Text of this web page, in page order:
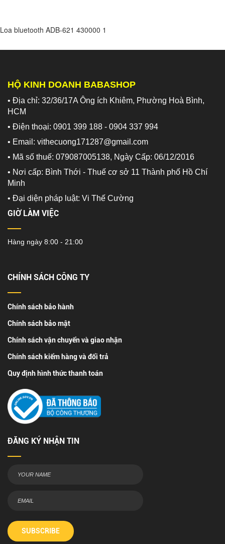
Loa bluetooth ADB-621 430000 1
HỘ KINH DOANH BABASHOP
• Địa chỉ: 32/36/17A Ông ích Khiêm, Phường Hoà Bình,
HCM
• Điện thoại: 0901 399 188 - 0904 337 994
• Email: vithecuong171287@gmail.com
• Mã số thuế: 079087005138, Ngày Cấp: 06/12/2016
• Nơi cấp: Bình Thới - Thuế cơ sở 11 Thành phố Hồ Chí
Minh
• Đại diện pháp luật: Vi Thế Cường
GIỜ LÀM VIỆC
Hàng ngày 8:00 - 21:00
CHÍNH SÁCH CÔNG TY
Chính sách bảo hành
Chính sách bảo mật
Chính sách vận chuyển và giao nhận
Chính sách kiểm hàng và đổi trả
Quy định hình thức thanh toán
ĐĂNG KÝ NHẬN TIN
SUBSCRIBE